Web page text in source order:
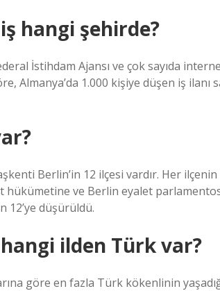
hangi şehirde?
İstihdam Ajansı ve çok sayıda
Almanya’da 1.000 kişiye düşen iş ilanı
Berlin’in 12 ilçesi vardır. Her
hükümetine ve Berlin eyalet
12’ye düşürüldü.
ilden Türk var?
göre en fazla Türk kökenlinin